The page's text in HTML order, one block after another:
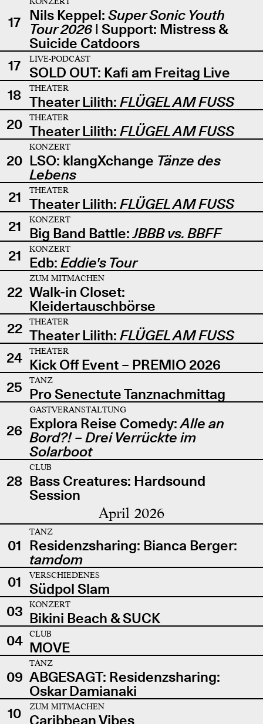
17 Nils Keppel: Super Sonic Youth
Tour 2026| Support: Mistress &
Suicide Catdoors
17
LIVE-PODCAST
SOLD OUT: Kafi am Freitag Live
18
THEATER
Theater Lilith: FLÜGEL AM FUSS
20
THEATER
Theater Lilith: FLÜGEL AM FUSS
20
KONZERT
LSO: klangXchange Tänze des
Lebens
21
THEATER
Theater Lilith: FLÜGEL AM FUSS
21
KONZERT
Big Band Battle:JBBB vs. BBFF
21
KONZERT
Edb: Eddie's Tour
22
ZUM MITMACHEN
Walk-in Closet:
Kleidertauschbörse
22
THEATER
Theater Lilith: FLÜGEL AM FUSS
24
THEATER
Kick Off Event – PREMIO 2026
25
TANZ
Pro Senectute Tanznachmittag
26
GASTVERANSTALTUNG
Explora Reise Comedy:Alle an
Bord?! – Drei Verrückte im
Solarboot
28
CLUB
Bass Creatures: Hardsound
Session
April 2026
01
TANZ
Residenzsharing: Bianca Berger:
tamdom
01
VERSCHIEDENES
Südpol Slam
03
KONZERT
Bikini Beach & SUCK
04
CLUB
MOVE
09
TANZ
ABGESAGT: Residenzsharing:
Oskar Damianaki
10
ZUM MITMACHEN
Caribbean Vibes